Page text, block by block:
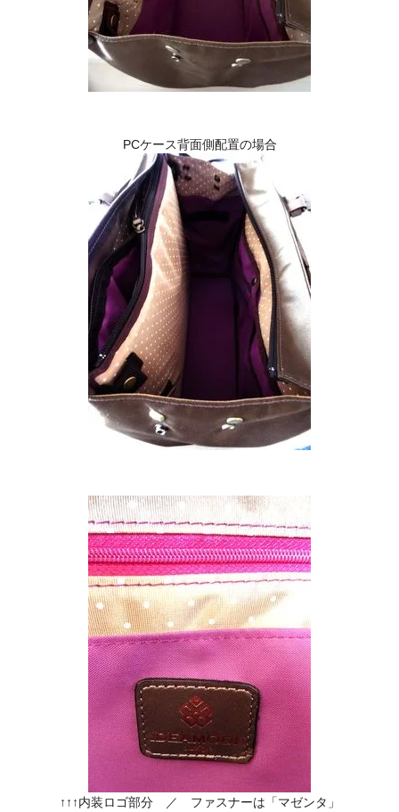
PCケース背面側配置の場合
↑↑↑内装ロゴ部分 ／ ファスナーは「マゼンタ」